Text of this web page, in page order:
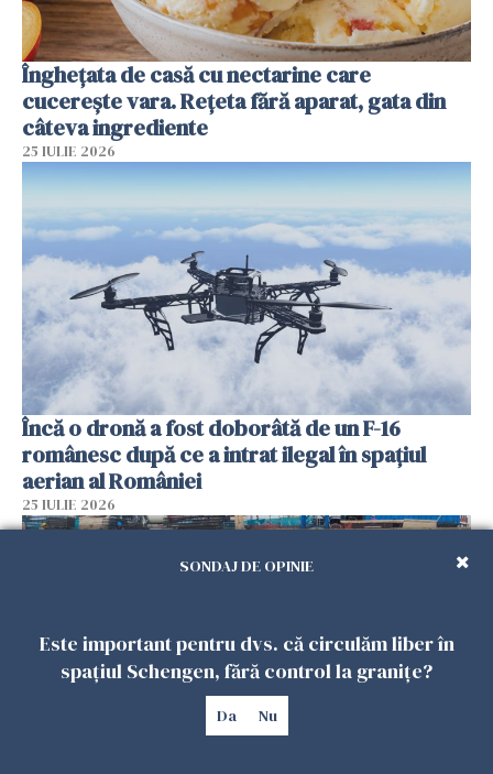
Înghețata de casă cu nectarine care
cucerește vara. Rețeta fără aparat, gata din
câteva ingrediente
25 IULIE 2026
Încă o dronă a fost doborâtă de un F-16
românesc după ce a intrat ilegal în spațiul
aerian al României
25 IULIE 2026
SONDAJ DE OPINIE
Este important pentru dvs. că circulăm liber în
spațiul Schengen, fără control la granițe?
Da Nu